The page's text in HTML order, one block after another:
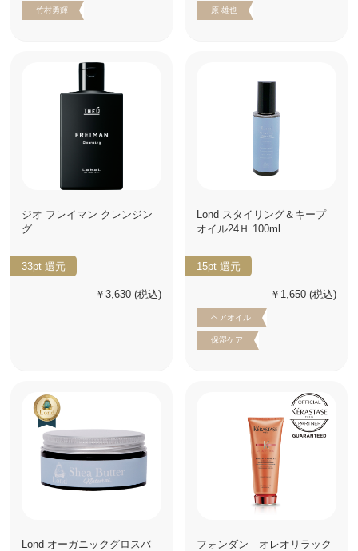
竹村勇輝 原 雄也
ジオ フレイマン クレンジン
グ
33pt 還元
￥3,630 (税込)
Lond スタイリング＆キープ
オイル24Ｈ 100ml
15pt 還元
￥1,650 (税込)
ヘアオイル
保湿ケア
Lond オーガニックグロスバ
フォンダン オレオリラック